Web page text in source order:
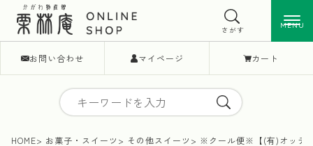
お問い合わせ マイページ カート
MENU
さがす MENU
HOME お菓子・スイーツ その他スイーツ ※クール便※【(有)オッテ